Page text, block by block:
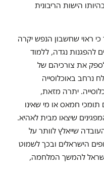
הישות הריבונית
כי ראוי שחשבון הנפש יקרה
להפגנות נגדה, ללמוד
את צורכיהם של
נרחב באוכלוסייה
יתרה מזאת,
תומכי חמאס או מי שאינו
שיצאו מבית לאהיא.
שייאלץ לוותר על
הישראלים ובכך לשמוט
להמשך המלחמה,